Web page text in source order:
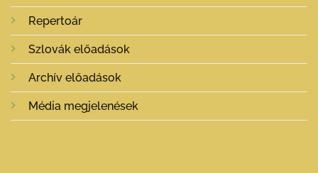
Repertoár
Szlovák előadások
Archív előadások
Média megjelenések